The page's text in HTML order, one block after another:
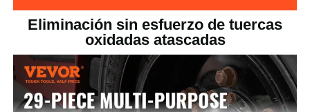
Eliminación sin esfuerzo de tuercas
oxidadas atascadas